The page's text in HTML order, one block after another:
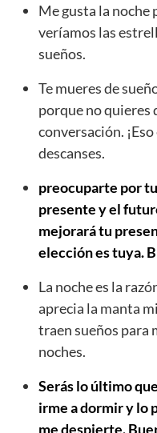
Me gusta la noche
veríamos las
sueños.
Te mueres de
porque no quieres
conversación.
descanses.
preocuparte por
presente y el
mejorará tu
elección es tuya.
La noche es la
aprecia la manta
traen sueños para
noches.
Serás lo último
irme a dormir y lo
me despierte.